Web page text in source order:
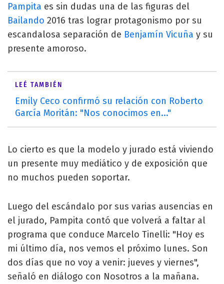
Pampita es sin dudas una de las figuras del
Bailando 2016 tras lograr protagonismo por su
escandalosa separación de Benjamín Vicuña y su
presente amoroso.
LEÉ TAMBIÉN
Emily Ceco confirmó su relación con Roberto
García Moritán: "Nos conocimos en..."
Lo cierto es que la modelo y jurado está viviendo
un presente muy mediático y de exposición que
no muchos pueden soportar.
Luego del escándalo por sus varias ausencias en
el jurado, Pampita contó que volverá a faltar al
programa que conduce Marcelo Tinelli: "Hoy es
mi último día, nos vemos el próximo lunes. Son
dos días que no voy a venir: jueves y viernes",
señaló en diálogo con Nosotros a la mañana.